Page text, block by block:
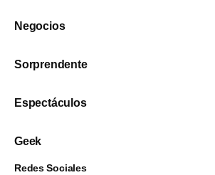
Negocios
Sorprendente
Espectáculos
Geek
Redes Sociales